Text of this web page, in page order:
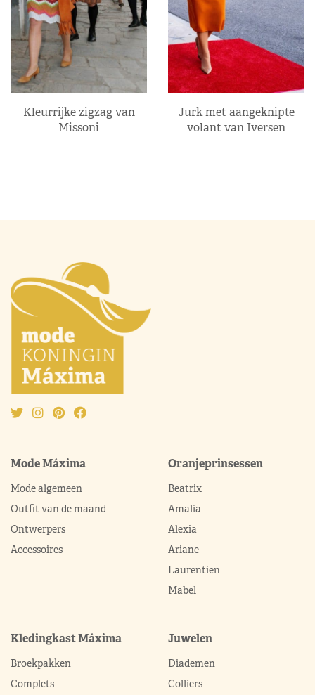
Kleurrijke zigzag van
Missoni
Jurk met aangeknipte
volant van Iversen
Mode Máxima
Mode algemeen
Outfit van de maand
Ontwerpers
Accessoires
Oranjeprinsessen
Beatrix
Amalia
Alexia
Ariane
Laurentien
Mabel
Kledingkast Máxima
Broekpakken
Complets
Juwelen
Diademen
Colliers